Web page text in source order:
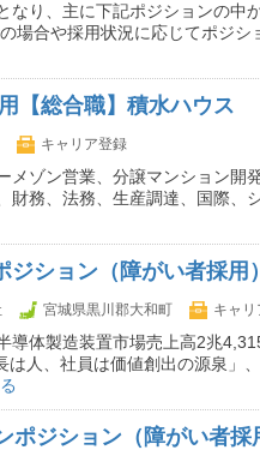
なり、主に下記ポジションの中
場合や採用状況に応じてポジシ
【総合職】積水ハウス
キャリア登録
メゾン営業、分譲マンション開
財務、法務、生産調達、国際、
ジション（障がい者採
宮城県黒川郡大和町 キャ
導体製造装置市場売上高2兆
は人、社員は価値創出の源泉」
ポジション（障がい者